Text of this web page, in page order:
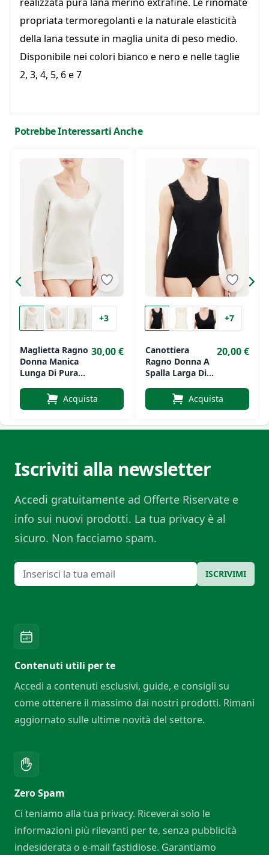
propriata termoregolanti e la naturale elasticità
della lana tessute in maglia unita di peso medio.
Disponibile nei colori bianco e nero e nelle taglie
2, 3, 4, 5, 6 e 7
Potrebbe Interessarti Anche
+3
Maglietta Ragno
Donna Manica
Lunga Di Pura
Art.309A
30,00 €
Acquista
+7
Canottiera
Ragno Donna A
Spalla Larga Di
Pizzo Art.3092
20,00 €
Acquista
Iscriviti alla newsletter
Accedi gratuitamente ad Offerte Riservate e
info sui nuovi prodotti. La tua privacy è al
sicuro. Non facciamo spam.
Email ISCRIVIMI
Contenuti utili per te
Accedi a contenuti esclusivi, guide, e consigli su
come ottenere il massimo dai nostri prodotti. Rimani
aggiornato sulle ultime novità del settore.
Zero Spam
Ci teniamo alla tua privacy. Riceverai solo le
informazioni più rilevanti per te, senza pubblicità
indesiderata o e-mail fastidiose. Garantiamo